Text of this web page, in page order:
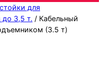
для
3,5 т. / Кабельный
(3.5 т)